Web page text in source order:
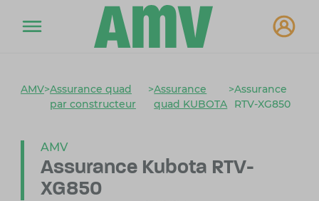
AMV>Assurance quad
par constructeur
>Assurance
quad KUBOTA
>Assurance
RTV-XG850
AMV
Assurance Kubota RTV-
XG850